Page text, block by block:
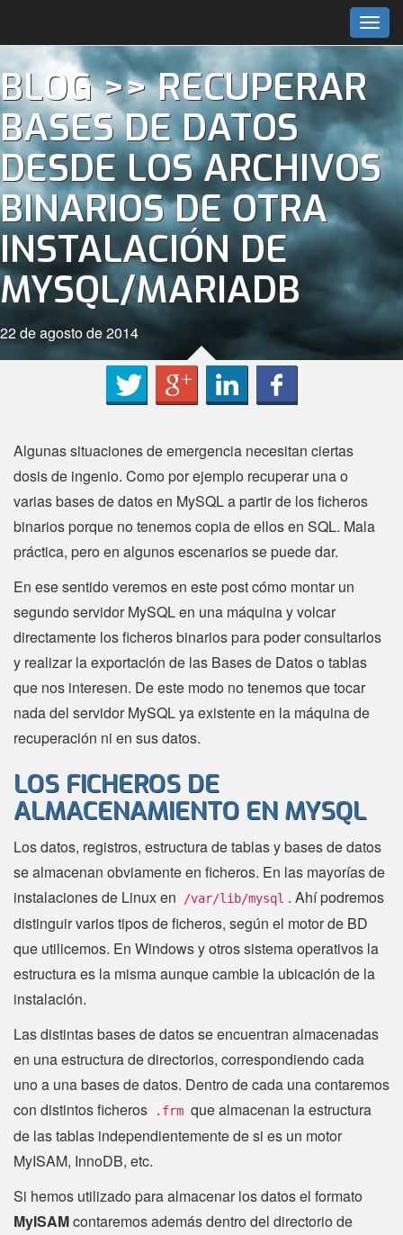
BLOG>>RECUPERAR
BASES DE DATOS
DESDE LOS ARCHIVOS
BINARIOS DE OTRA
INSTALACIÓN DE
MYSQL/MARIADB
22 de agosto de 2014
Algunas situaciones de emergencia necesitan ciertas
dosis de ingenio. Como por ejemplo recuperar una o
varias bases de datos en MySQL a partir de los ficheros
binarios porque no tenemos copia de ellos en SQL. Mala
práctica, pero en algunos escenarios se puede dar.
En ese sentido veremos en este post cómo montar un
segundo servidor MySQL en una máquina y volcar
directamente los ficheros binarios para poder consultarlos
y realizar la exportación de las Bases de Datos o tablas
que nos interesen. De este modo no tenemos que tocar
nada del servidor MySQL ya existente en la máquina de
recuperación ni en sus datos.
LOS FICHEROS DE
ALMACENAMIENTO EN MYSQL
Los datos, registros, estructura de tablas y bases de datos
se almacenan obviamente en ficheros. En las mayorías de
instalaciones de Linux en
/var/lib/mysql . Ahí podremos
distinguir varios tipos de ficheros, según el motor de BD
que utilicemos. En Windows y otros sistema operativos la
estructura es la misma aunque cambie la ubicación de la
instalación.
Las distintas bases de datos se encuentran almacenadas
en una estructura de directorios, correspondiendo cada
uno a una bases de datos. Dentro de cada una contaremos
con distintos ficheros
.frm que almacenan la estructura
de las tablas independientemente de si es un motor
MyISAM, InnoDB, etc.
Si hemos utilizado para almacenar los datos el formato
MyISAMcontaremos además dentro del directorio de